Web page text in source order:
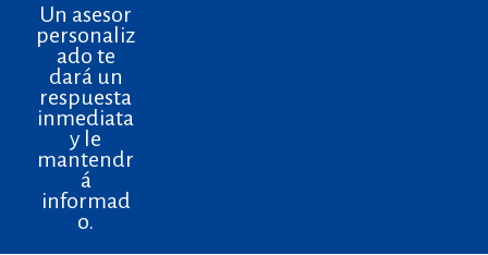
Un asesor
personaliz
ado te
dará un
respuesta
inmediata
y le
mantendr
á
informad
o.